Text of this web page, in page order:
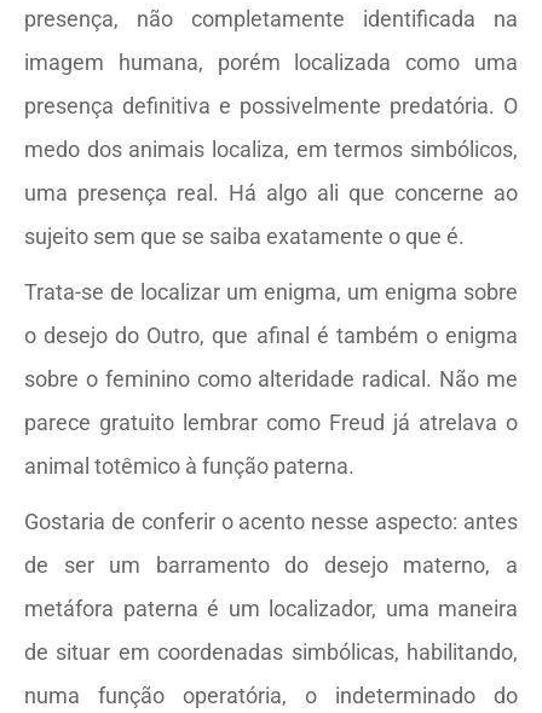
presença, não completamente identificada na
imagem humana, porém localizada como uma
presença definitiva e possivelmente predatória. O
medo dos animais localiza, em termos simbólicos,
uma presença real. Há algo ali que concerne ao
sujeito sem que se saiba exatamente o que é.
Trata-se de localizar um enigma, um enigma sobre
o desejo do Outro, que afinal é também o enigma
sobre o feminino como alteridade radical. Não me
parece gratuito lembrar como Freud já atrelava o
animal totêmico à função paterna.
Gostaria de conferir o acento nesse aspecto: antes
de ser um barramento do desejo materno, a
metáfora paterna é um localizador, uma maneira
de situar em coordenadas simbólicas, habilitando,
numa função operatória, o indeterminado do